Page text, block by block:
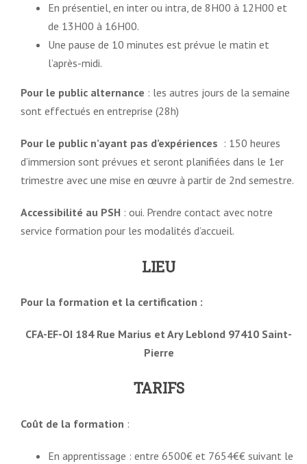
En présentiel, en inter ou intra, de 8H00 à 12H00 et
de 13H00 à 16H00.
Une pause de 10 minutes est prévue le matin et
l’après-midi.
Pour le public alternance : les autres jours de la semaine
sont effectués en entreprise (28h)
Pour le public n’ayant pas d’expériences : 150 heures
d’immersion sont prévues et seront planifiées dans le 1er
trimestre avec une mise en œuvre à partir de 2nd semestre.
Accessibilité au PSH : oui. Prendre contact avec notre
service formation pour les modalités d’accueil.
LIEU
Pour la formation et la certification :
CFA-EF-OI 184 Rue Marius et Ary Leblond 97410 Saint-
Pierre
TARIFS
Coût de la formation :
En apprentissage : entre 6500€ et 7654€€ suivant le